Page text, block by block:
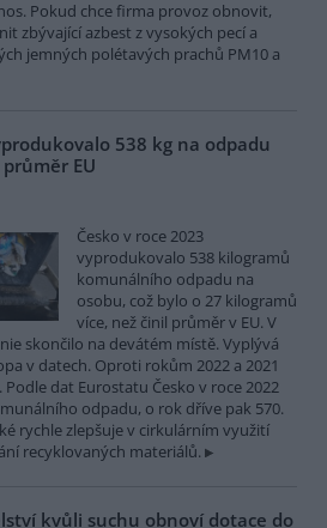
Pokud chce firma provoz obnovit,
zbývající azbest z vysokých pecí a
jemných polétavých prachů PM10 a
538 kg na odpadu
EU
Česko v roce 2023
vyprodukovalo 538 kilogramů
komunálního odpadu na
osobu, což bylo o 27 kilogramů
více, než činil průměr v EU. V
skončilo na devátém místě. Vyplývá
v datech. Oproti rokům 2022 a 2021
dat Eurostatu Česko v roce 2022
odpadu, o rok dříve pak 570.
rychle zlepšuje v cirkulárním využití
recyklovaných materiálů.
kvůli suchu obnoví dotace do